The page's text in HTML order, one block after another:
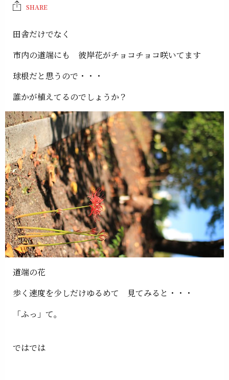
SHARE
田舎だけでなく
市内の道端にも 彼岸花がチョコチョコ咲いてます
球根だと思うので・・・
誰かが植えてるのでしょうか？
道端の花
歩く速度を少しだけゆるめて 見てみると・・・
「ふっ」て。
ではでは